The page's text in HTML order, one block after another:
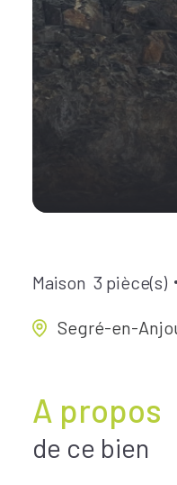
Maison 3 pièce(s)
Segré-en-
A propos
de ce bien